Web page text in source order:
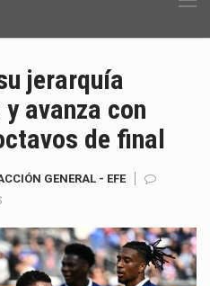
jerarquía
avanza con
de final
GENERAL - EFE
IMPONE
SU
JERARQUÍA